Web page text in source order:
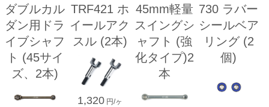
ダブルカル
ダン用ドラ
イブシャフ
ト (45サイ
ズ、2本)
TRF421 ホ
イールアク
スル (2本)
1,320 円/ヶ
45mm軽量
スイングシ
ャフト (強
化タイプ)2
本
730 ラバー
シールベア
リング (2
個)